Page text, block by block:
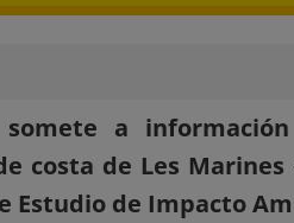
a
costa de Les
Estudio de Impacto